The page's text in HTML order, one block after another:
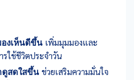
งเห็นดีขึ้น เพิ่มมุมมองและ
ใช้ชีวิตประจำวัน
ดูสดใสขึ้น ช่วยเสริมความมั่นใจ